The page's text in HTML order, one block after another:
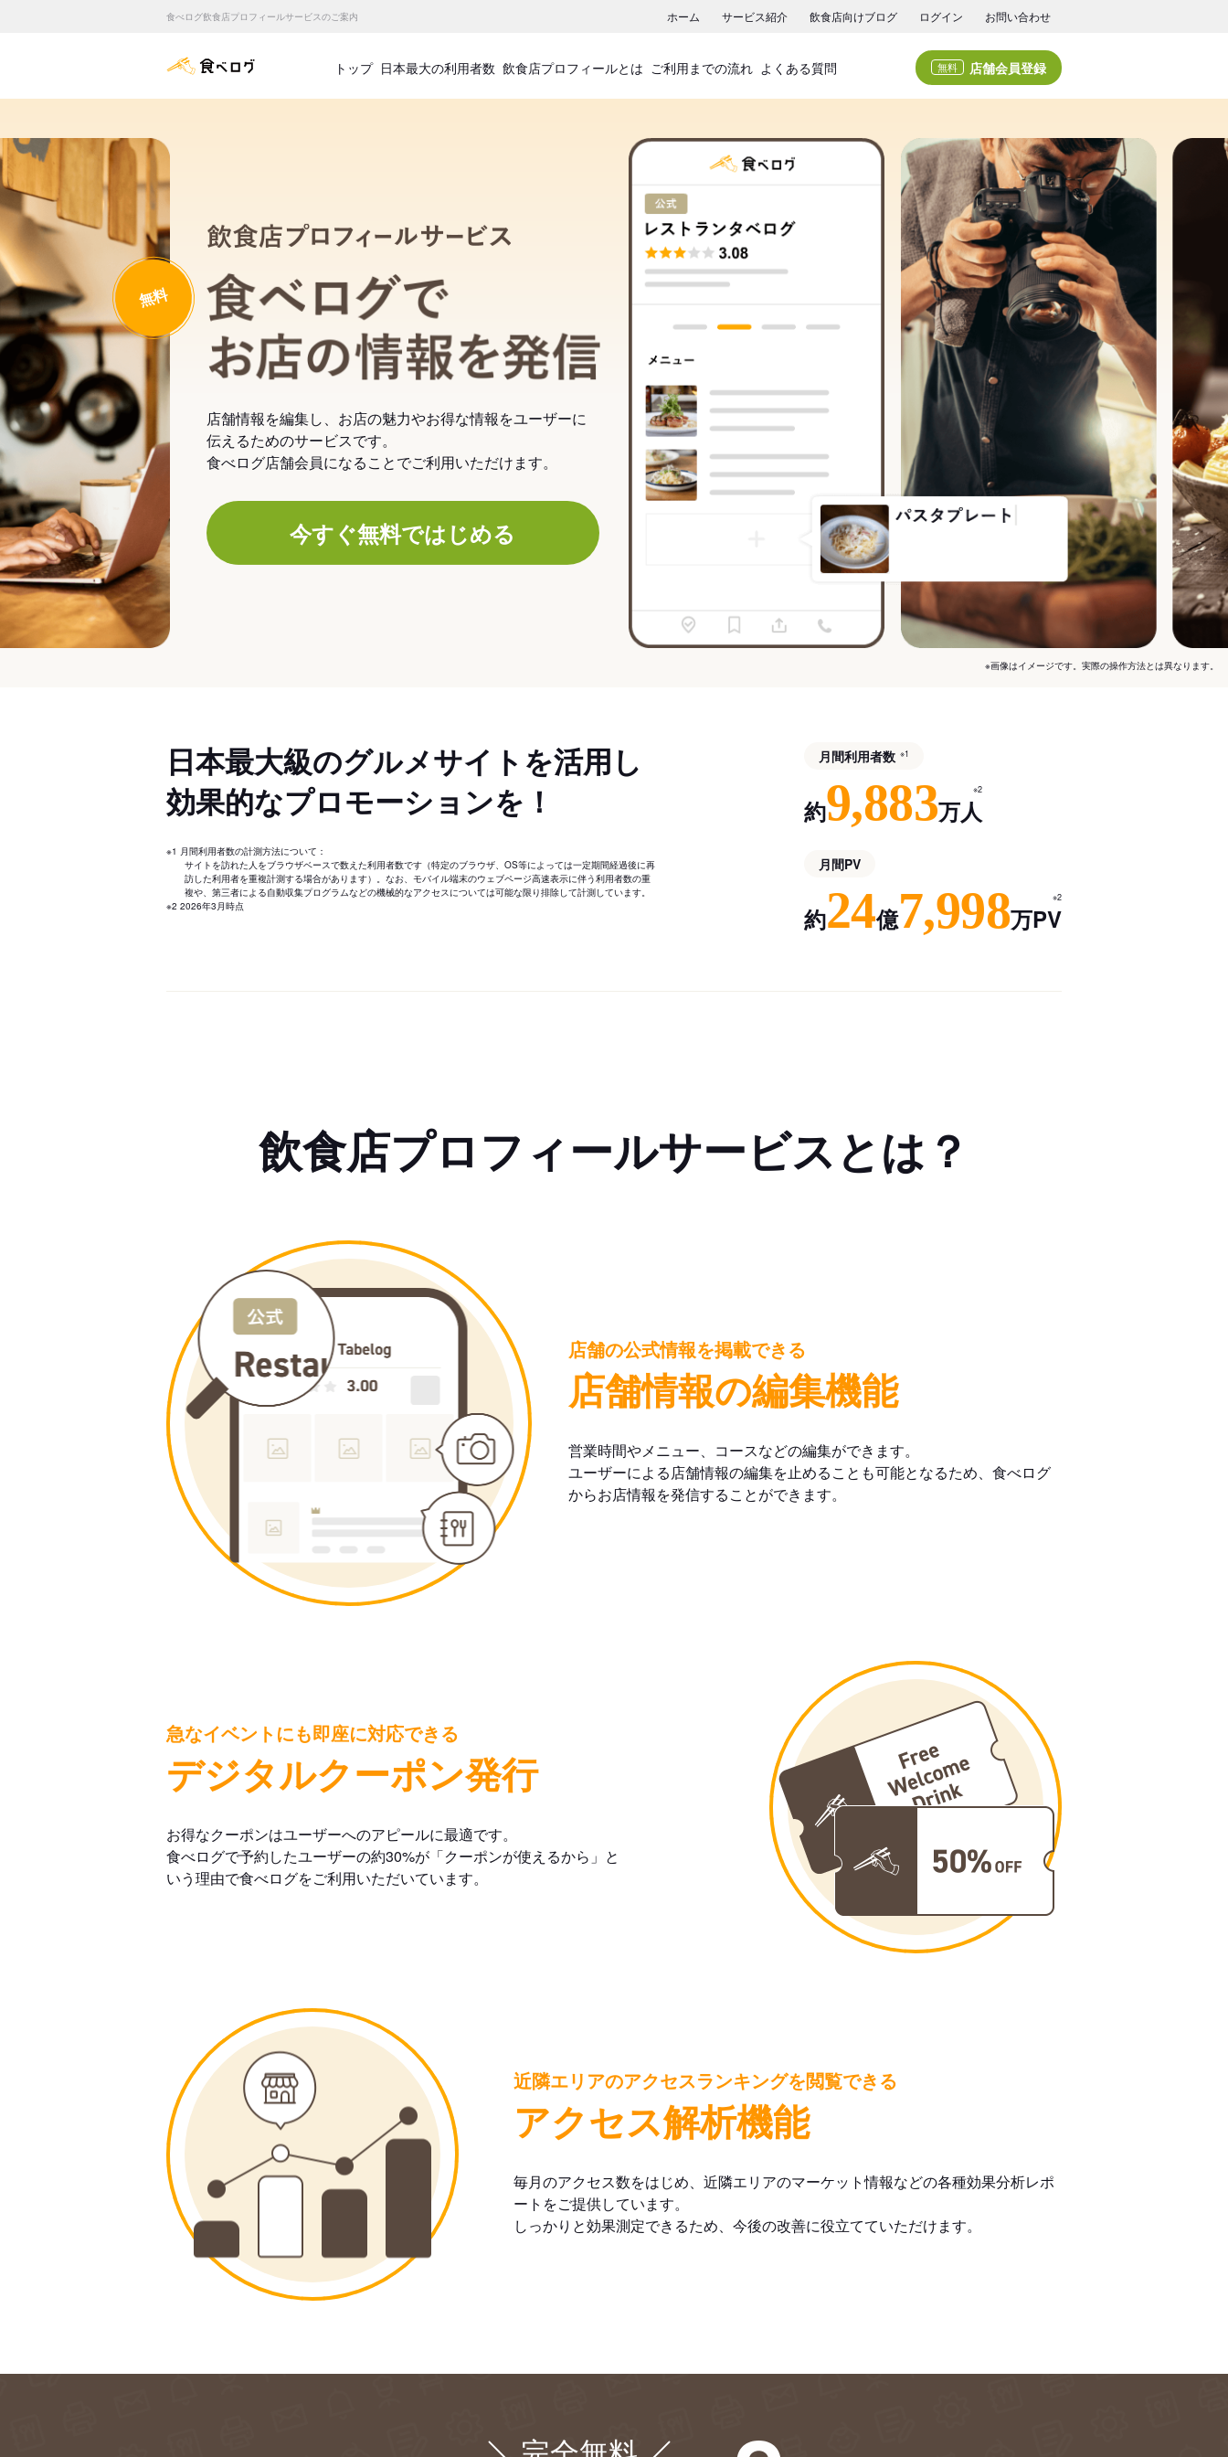
食べログ飲食店プロフィールサービスのご案内 ホーム サービス紹介 飲食店向けブログ ログイン お問い合わせ
食べログ店舗管理画面
トップ 日本最大の利用者数 飲食店プロフィールとは ご利用までの流れ よくある質問 無料 店舗会員登録
飲食店プロフィールサービス
食べログでお店の情報を発信
無料
店舗情報を編集し、お店の魅力やお得な情報をユーザーに
伝えるためのサービスです。
食べログ店舗会員になることでご利用いただけます。
今すぐ無料ではじめる
※画像はイメージです。実際の操作方法とは異なります。
日本最大級のグルメサイトを活用し
効果的なプロモーションを！
※1 月間利用者数の計測方法について：
サイトを訪れた人をブラウザベースで数えた利用者数です（特定のブラウザ、OS等によっては一定期間経過後に再
訪した利用者を重複計測する場合があります）。なお、モバイル端末のウェブページ高速表示に伴う利用者数の重
複や、第三者による自動収集プログラムなどの機械的なアクセスについては可能な限り排除して計測しています。
※2 2026年3月時点
月間利用者数 ※1
約9,883万人
※2
月間PV
約24億7,998万PV
※2
飲食店プロフィールサービスとは？
店舗の公式情報を掲載できる
店舗情報の編集機能
営業時間やメニュー、コースなどの編集ができます。
ユーザーによる店舗情報の編集を止めることも可能となるため、食べログ
からお店情報を発信することができます。
急なイベントにも即座に対応できる
デジタルクーポン発行
お得なクーポンはユーザーへのアピールに最適です。
食べログで予約したユーザーの約30%が「クーポンが使えるから」と
いう理由で食べログをご利用いただいています。
近隣エリアのアクセスランキングを閲覧できる
アクセス解析機能
毎月のアクセス数をはじめ、近隣エリアのマーケット情報などの各種効果分析レポ
ートをご提供しています。
しっかりと効果測定できるため、今後の改善に役立てていただけます。